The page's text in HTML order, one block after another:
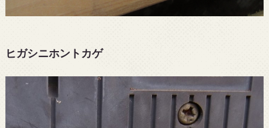
ヒガシニホントカゲ